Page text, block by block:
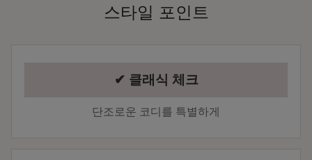
스타일 포인트
✔ 클래식 체크
단조로운 코디를 특별하게